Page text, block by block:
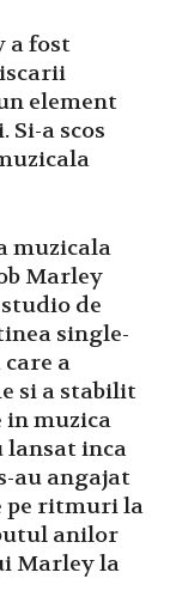
a fost
element
Si-a scos
muzicala
Marley
de
single-
care a
si a stabilit
in muzica
lansat inca
au angajat
pe ritmuri la
anilor
Marley la